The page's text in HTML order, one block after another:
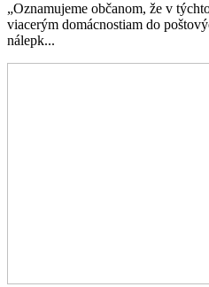
„Oznamujeme občanom, že v
viacerým domácnostiam do
nálepk...